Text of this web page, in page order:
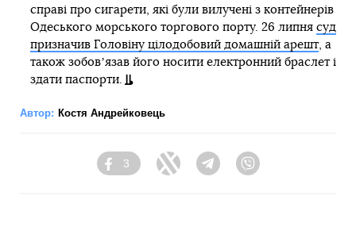
справі про сигарети, які були вилучені з контейнерів
Одеського морського торгового порту. 26 липня суд
призначив Головіну цілодобовий домашній арешт, а
також зобовʼязав його носити електронний браслет і
здати паспорти.
Автор: Костя Андрейковець
Facebook
3
Twitter Telegram